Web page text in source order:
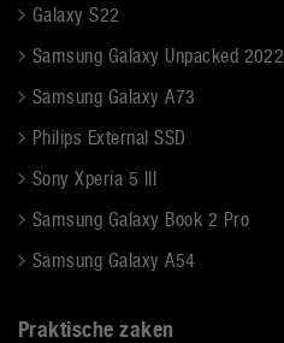
Galaxy S22
Samsung Galaxy Unpacked 2022
Samsung Galaxy A73
Philips External SSD
Sony Xperia 5 III
Samsung Galaxy Book 2 Pro
Samsung Galaxy A54
Praktische zaken